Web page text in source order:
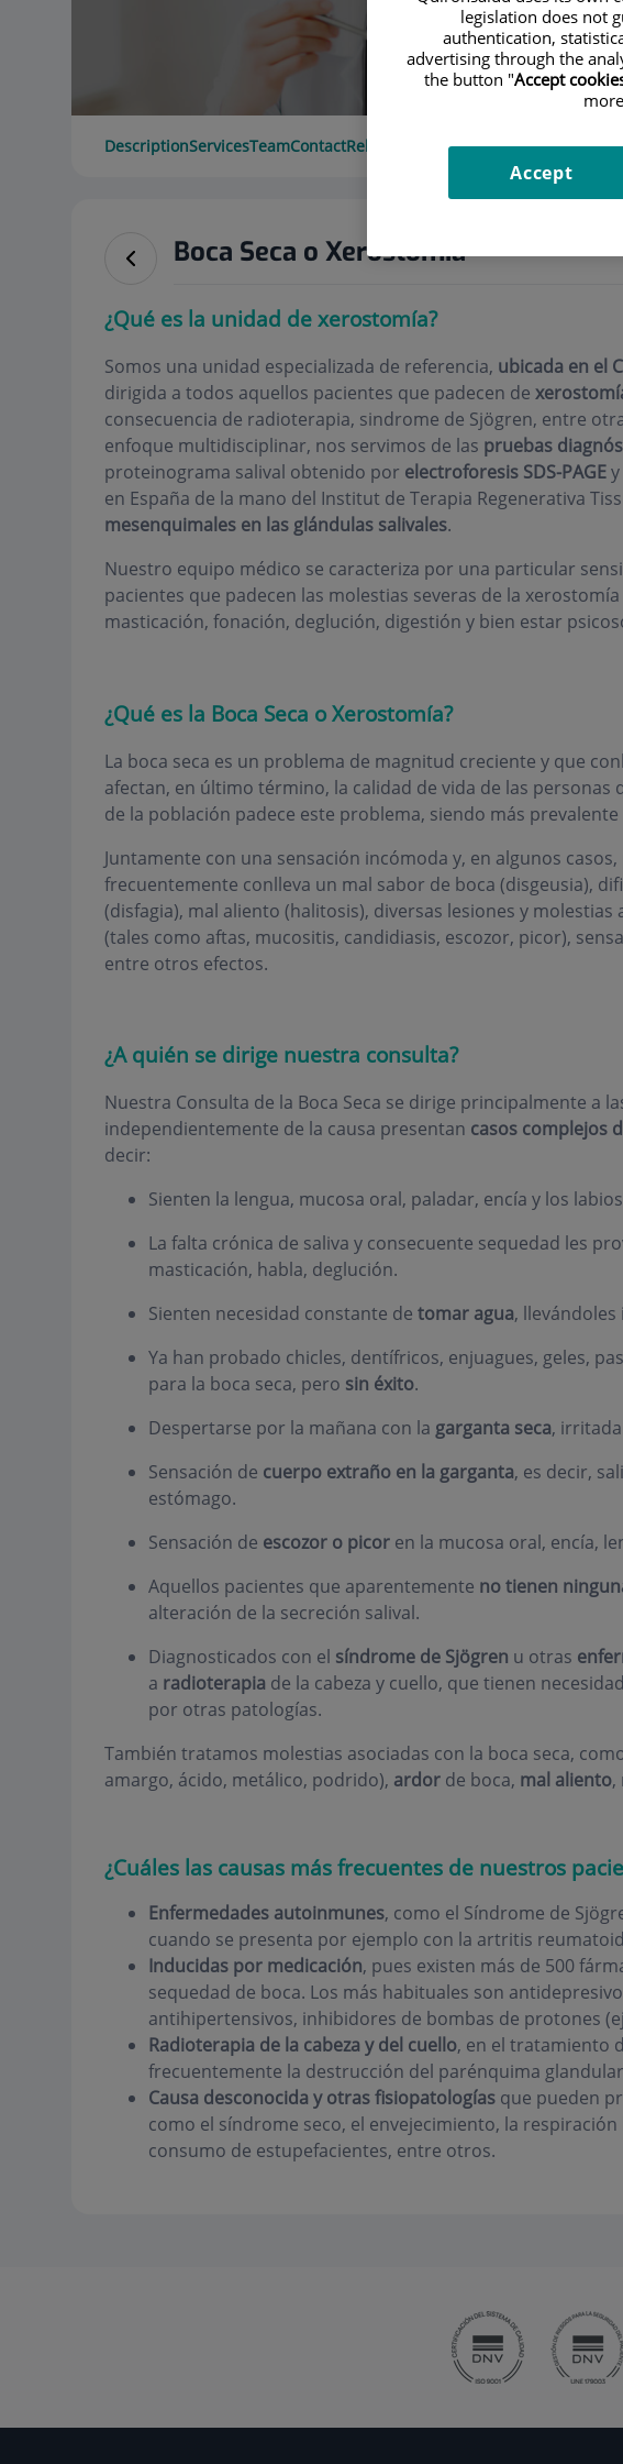
DescriptionServicesTeamContactRelevant detailsOpening hours
Boca Seca o Xerostomía
¿Qué es la unidad de xerostomía?
Somos una unidad especializada de referencia, ubicada en el
dirigida a todos aquellos pacientes que padecen de
consecuencia de radioterapia, sindrome de Sjögren, entre
enfoque multidisciplinar, nos servimos de las pruebas
proteinograma salival obtenido por electroforesis SDS-PAGEy
en España de la mano del Institut de Terapia Regenerativa
mesenquimales en las glándulas salivales.
Nuestro equipo médico se caracteriza por una particular
pacientes que padecen las molestias severas de la
masticación, fonación, deglución, digestión y bien estar
¿Qué es la Boca Seca o Xerostomía?
La boca seca es un problema de magnitud creciente y que
afectan, en último término, la calidad de vida de las personas
de la población padece este problema, siendo más prevalente
Juntamente con una sensación incómoda y, en algunos
frecuentemente conlleva un mal sabor de boca (disgeusia),
(disfagia), mal aliento (halitosis), diversas lesiones y
(tales como aftas, mucositis, candidiasis, escozor, picor),
entre otros efectos.
¿A quién se dirige nuestra consulta?
Nuestra Consulta de la Boca Seca se dirige principalmente a
independientemente de la causa presentan casos complejos
decir:
Sienten la lengua, mucosa oral, paladar, encía y los labios
La falta crónica de saliva y consecuente sequedad les
masticación, habla, deglución.
Sienten necesidad constante de tomar agua,
Ya han probado chicles, dentífricos, enjuagues, geles,
para la boca seca, pero sin éxito.
Despertarse por la mañana con la garganta seca,
Sensación de cuerpo extraño en la garganta, es decir,
estómago.
Sensación de escozor o picoren la mucosa oral, encía,
Aquellos pacientes que aparentemente no tienen
alteración de la secreción salival.
Diagnosticados con el síndrome de Sjögren u otras
a radioterapia de la cabeza y cuello, que tienen
por otras patologías.
También tratamos molestias asociadas con la boca seca,
amargo, ácido, metálico, podrido), ardorde boca, mal aliento,
¿Cuáles las causas más frecuentes de nuestros
Enfermedades autoinmunes, como el Síndrome de
cuando se presenta por ejemplo con la artritis
Inducidas por medicación, pues existen más de 500
sequedad de boca. Los más habituales son
antihipertensivos, inhibidores de bombas de protones
Radioterapia de la cabeza y del cuello, en el tratamiento
frecuentemente la destrucción del parénquima
Causa desconocida y otras fisiopatologíasque pueden
como el síndrome seco, el envejecimiento, la
consumo de estupefacientes, entre otros.
legislation does not
authentication,
advertising through the
the button "Accept
Accept